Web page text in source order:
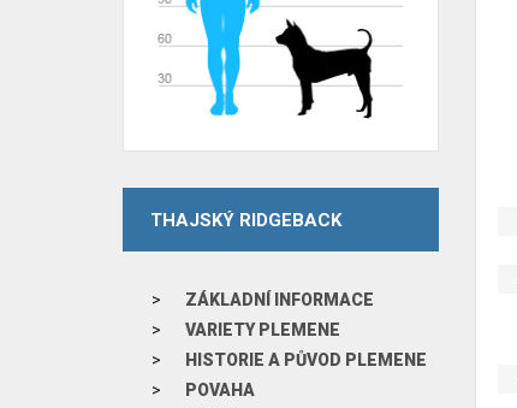
THAJSKÝ RIDGEBACK
ZÁKLADNÍ INFORMACE
VARIETY PLEMENE
HISTORIE A PŮVOD PLEMENE
POVAHA